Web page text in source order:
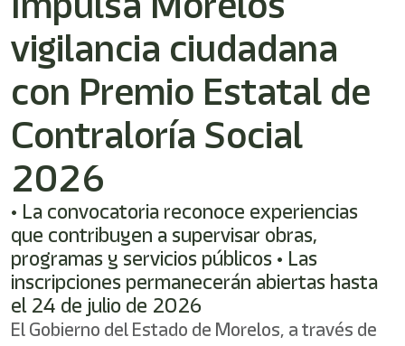
Este
acceso
directo
lector
de
pantalla
para
ayudarle
navegar
interactuar
con
contenido.
vigilancia ciudadana
con Premio Estatal de
Contraloría Social
2026
• La convocatoria reconoce experiencias
que contribuyen a supervisar obras,
programas y servicios públicos • Las
inscripciones permanecerán abiertas hasta
el 24 de julio de 2026
El Gobierno del Estado de Morelos, a través de